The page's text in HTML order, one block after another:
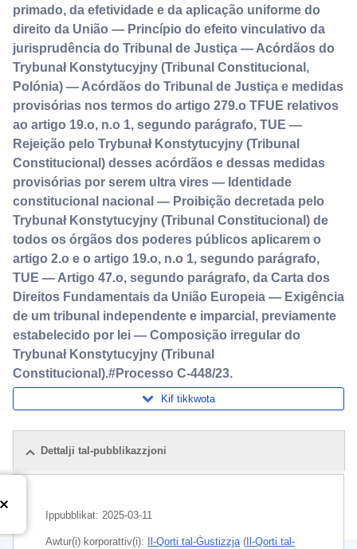
primado, da efetividade e da aplicação uniforme do
direito da União — Princípio do efeito vinculativo da
jurisprudência do Tribunal de Justiça — Acórdãos do
Trybunał Konstytucyjny (Tribunal Constitucional,
Polónia) — Acórdãos do Tribunal de Justiça e medidas
provisórias nos termos do artigo 279.o TFUE relativos
ao artigo 19.o, n.o 1, segundo parágrafo, TUE —
Rejeição pelo Trybunał Konstytucyjny (Tribunal
Constitucional) desses acórdãos e dessas medidas
provisórias por serem ultra vires — Identidade
constitucional nacional — Proibição decretada pelo
Trybunał Konstytucyjny (Tribunal Constitucional) de
todos os órgãos dos poderes públicos aplicarem o
artigo 2.o e o artigo 19.o, n.o 1, segundo parágrafo,
TUE — Artigo 47.o, segundo parágrafo, da Carta dos
Direitos Fundamentais da União Europeia — Exigência
de um tribunal independente e imparcial, previamente
estabelecido por lei — Composição irregular do
Trybunał Konstytucyjny (Tribunal
Constitucional).#Processo C-448/23.
Kif tikkwota
Dettalji tal-pubblikazzjoni
Ippubblikat: 2025-03-11
Awtur(i) korporattiv(i): Il-Qorti tal-Ġustizzja ( Il-Qorti tal-